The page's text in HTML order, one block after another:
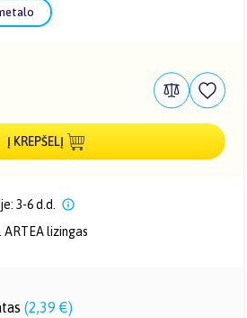
Į KREPŠELĮ
3-6 d.d.
ARTEA lizingas
(2,39 €)